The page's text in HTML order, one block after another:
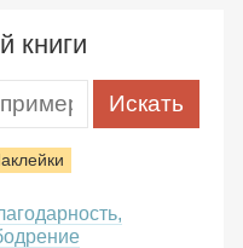
книги